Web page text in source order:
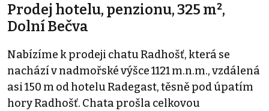
Prodej hotelu, penzionu, 325 m²,
Dolní Bečva
Nabízíme k prodeji chatu Radhošť, která se
nachází v nadmořské výšce 1121 m.n.m., vzdálená
asi 150 m od hotelu Radegast, těsně pod úpatím
hory Radhošť. Chata prošla celkovou